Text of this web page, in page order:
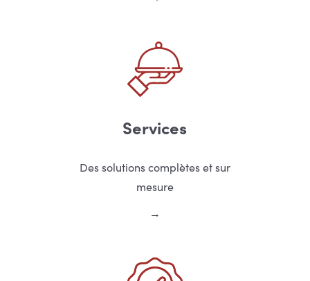
Services
Des solutions complètes et sur
mesure